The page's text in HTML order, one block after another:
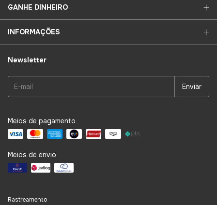
GANHE DINHEIRO
INFORMAÇÕES
Newsletter
Meios de pagamento
Meios de envio
Rastreamento